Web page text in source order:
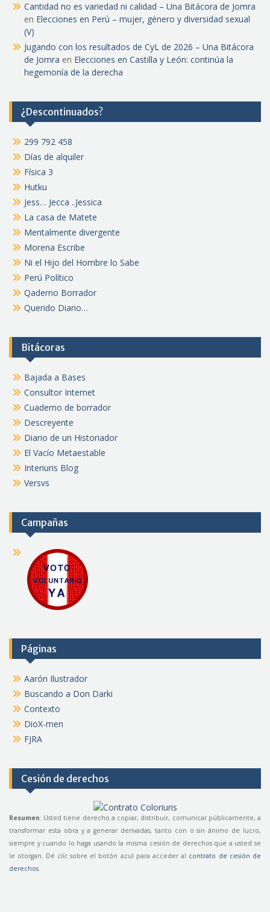
Cantidad no es variedad ni calidad – Una Bitácora de Jomra
en Elecciones en Perú – mujer, género y diversidad sexual
(V)
Jugando con los resultados de CyL de 2026 – Una Bitácora
de Jomra en Elecciones en Castilla y León: continúa la
hegemonía de la derecha
¿Descontinuados?
299 792 458
Días de alquiler
Física 3
Hutku
Jess… Jecca ..Jessica
La casa de Matete
Mentalmente divergente
Morena Escribe
Ni el Hijo del Hombre lo Sabe
Perú Político
Qaderno Borrador
Querido Diario…
Bitácoras
Bajada a Bases
Consultor Internet
Cuaderno de borrador
Descreyente
Diario de un Historiador
El Vacío Metaestable
Interiuris Blog
Versvs
Campañas
Páginas
Aarón Ilustrador
Buscando a Don Darki
Contexto
DioX-men
FJRA
Cesión de derechos
Resumen: Usted tiene derecho a copiar, distribuir, comunicar públicamente, a
transformar esta obra y a generar derivadas, tanto con o sin ánimo de lucro,
siempre y cuando lo haga usando la misma cesión de derechos que a usted se
le otorgan. Dé clicsobre el botón azul para acceder al contrato de cesión de
derechos